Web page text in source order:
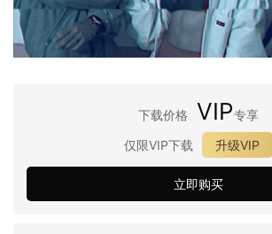
下载价格 VIP专享
仅限VIP下载
升级VIP
立即购买